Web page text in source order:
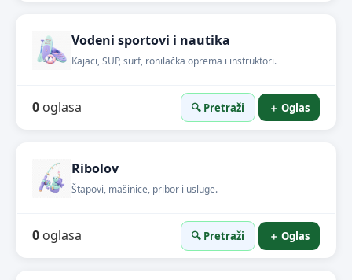
Vodeni sportovi i nautika
Kajaci, SUP, surf, ronilačka oprema i instruktori.
0 oglasa 🔍 Pretraži ＋ Oglas
Ribolov
Štapovi, mašinice, pribor i usluge.
0 oglasa 🔍 Pretraži ＋ Oglas